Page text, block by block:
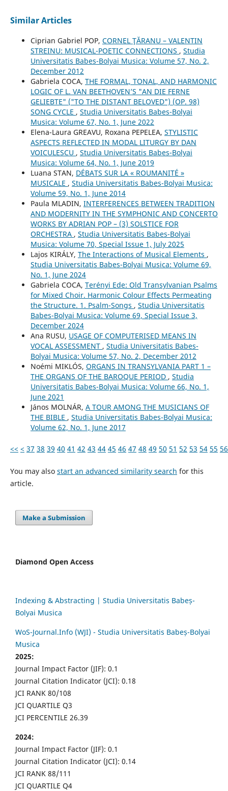
Similar Articles
Ciprian Gabriel POP, CORNEL ŢĂRANU – VALENTIN
STREINU: MUSICAL-POETIC CONNECTIONS , Studia
Universitatis Babes-Bolyai Musica: Volume 57, No. 2,
December 2012
Gabriela COCA, THE FORMAL, TONAL, AND HARMONIC
LOGIC OF L. VAN BEETHOVEN’S "AN DIE FERNE
GELIEBTE" ("TO THE DISTANT BELOVED") (OP. 98)
SONG CYCLE , Studia Universitatis Babes-Bolyai
Musica: Volume 67, No. 1, June 2022
Elena-Laura GREAVU, Roxana PEPELEA, STYLISTIC
ASPECTS REFLECTED IN MODAL LITURGY BY DAN
VOICULESCU , Studia Universitatis Babes-Bolyai
Musica: Volume 64, No. 1, June 2019
Luana STAN, DÉBATS SUR LA « ROUMANITÉ »
MUSICALE , Studia Universitatis Babes-Bolyai Musica:
Volume 59, No. 1, June 2014
Paula MLADIN, INTERFERENCES BETWEEN TRADITION
AND MODERNITY IN THE SYMPHONIC AND CONCERTO
WORKS BY ADRIAN POP – (3) SOLSTICE FOR
ORCHESTRA , Studia Universitatis Babes-Bolyai
Musica: Volume 70, Special Issue 1, July 2025
Lajos KIRÁLY, The Interactions of Musical Elements ,
Studia Universitatis Babes-Bolyai Musica: Volume 69,
No. 1, June 2024
Gabriela COCA, Terényi Ede: Old Transylvanian Psalms
for Mixed Choir. Harmonic Colour Effects Permeating
the Structure. 1. Psalm-Songs , Studia Universitatis
Babes-Bolyai Musica: Volume 69, Special Issue 3,
December 2024
Ana RUSU, USAGE OF COMPUTERISED MEANS IN
VOCAL ASSESSMENT , Studia Universitatis Babes-
Bolyai Musica: Volume 57, No. 2, December 2012
Noémi MIKLÓS, ORGANS IN TRANSYLVANIA PART 1 –
THE ORGANS OF THE BAROQUE PERIOD , Studia
Universitatis Babes-Bolyai Musica: Volume 66, No. 1,
June 2021
János MOLNÁR, A TOUR AMONG THE MUSICIANS OF
THE BIBLE , Studia Universitatis Babes-Bolyai Musica:
Volume 62, No. 1, June 2017
<< < 37 38 39 40 41 42 43 44 45 46 47 48 49 50 51 52 53 54 55 56
You may also start an advanced similarity search for this
article.
Make a Submission
Diamond Open Access
Indexing & Abstracting | Studia Universitatis Babeș-
Bolyai Musica
WoS-Journal.Info (WJI) - Studia Universitatis Babeș-Bolyai
Musica
2025:
Journal Impact Factor (JIF): 0.1
Journal Citation Indicator (JCI): 0.18
JCI RANK 80/108
JCI QUARTILE Q3
JCI PERCENTILE 26.39
2024:
Journal Impact Factor (JIF): 0.1
Journal Citation Indicator (JCI): 0.14
JCI RANK 88/111
JCI QUARTILE Q4